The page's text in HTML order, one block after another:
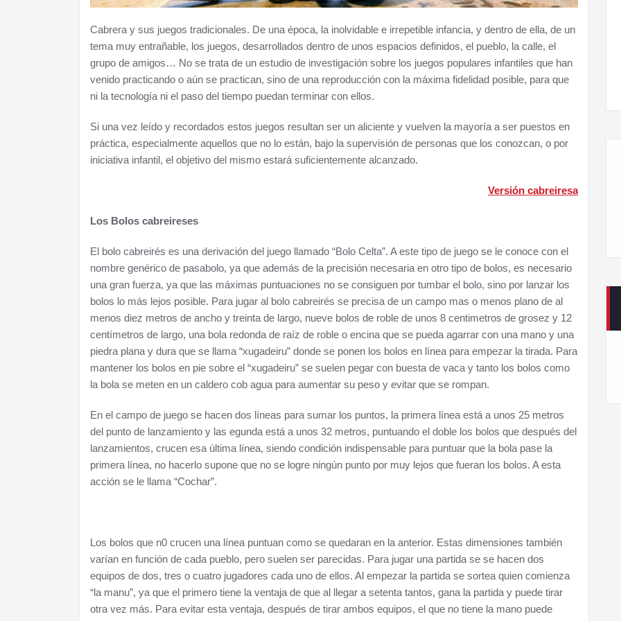
Cabrera y sus juegos tradicionales. De una época, la inolvidable e irrepetible infancia, y dentro de ella, de un
tema muy entrañable, los juegos, desarrollados dentro de unos espacios definidos, el pueblo, la calle, el
grupo de amigos… No se trata de un estudio de investigación sobre los juegos populares infantiles que han
venido practicando o aún se practican, sino de una reproducción con la máxima fidelidad posible, para que
ni la tecnología ni el paso del tiempo puedan terminar con ellos.
Si una vez leído y recordados estos juegos resultan ser un aliciente y vuelven la mayoría a ser puestos en
práctica, especialmente aquellos que no lo están, bajo la supervisión de personas que los conozcan, o por
iniciativa infantil, el objetivo del mismo estará suficientemente alcanzado.
Versión cabreiresa
Los Bolos cabreireses
El bolo cabreirés es una derivación del juego llamado “Bolo Celta”. A este tipo de juego se le conoce con el
nombre genérico de pasabolo, ya que además de la precisión necesaria en otro tipo de bolos, es necesario
una gran fuerza, ya que las máximas puntuaciones no se consiguen por tumbar el bolo, sino por lanzar los
bolos lo más lejos posible. Para jugar al bolo cabreirés se precisa de un campo mas o menos plano de al
menos diez metros de ancho y treinta de largo, nueve bolos de roble de unos 8 centimetros de grosez y 12
centímetros de largo, una bola redonda de raíz de roble o encina que se pueda agarrar con una mano y una
piedra plana y dura que se llama “xugadeiru” donde se ponen los bolos en línea para empezar la tirada. Para
mantener los bolos en pie sobre el “xugadeiru” se suelen pegar con buesta de vaca y tanto los bolos como
la bola se meten en un caldero cob agua para aumentar su peso y evitar que se rompan.
En el campo de juego se hacen dos líneas para sumar los puntos, la primera línea está a unos 25 metros
del punto de lanzamiento y las egunda está a unos 32 metros, puntuando el doble los bolos que después del
lanzamientos, crucen esa última línea, siendo condición indispensable para puntuar que la bola pase la
primera línea, no hacerlo supone que no se logre ningún punto por muy lejos que fueran los bolos. A esta
acción se le llama “Cochar”.
Los bolos que n0 crucen una línea puntuan como se quedaran en la anterior. Estas dimensiones también
varían en función de cada pueblo, pero suelen ser parecidas. Para jugar una partida se se hacen dos
equipos de dos, tres o cuatro jugadores cada uno de ellos. Al empezar la partida se sortea quien comienza
“la manu”, ya que el primero tiene la ventaja de que al llegar a setenta tantos, gana la partida y puede tirar
otra vez más. Para evitar esta ventaja, después de tirar ambos equipos, el que no tiene la mano puede
III Alcuentru Cabreira-Senabria
Llegamos a la X edición de la Feria del Llibru de